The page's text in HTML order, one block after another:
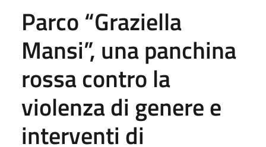
Parco “Graziella
Mansi”, una panchina
rossa contro la
violenza di genere e
interventi di